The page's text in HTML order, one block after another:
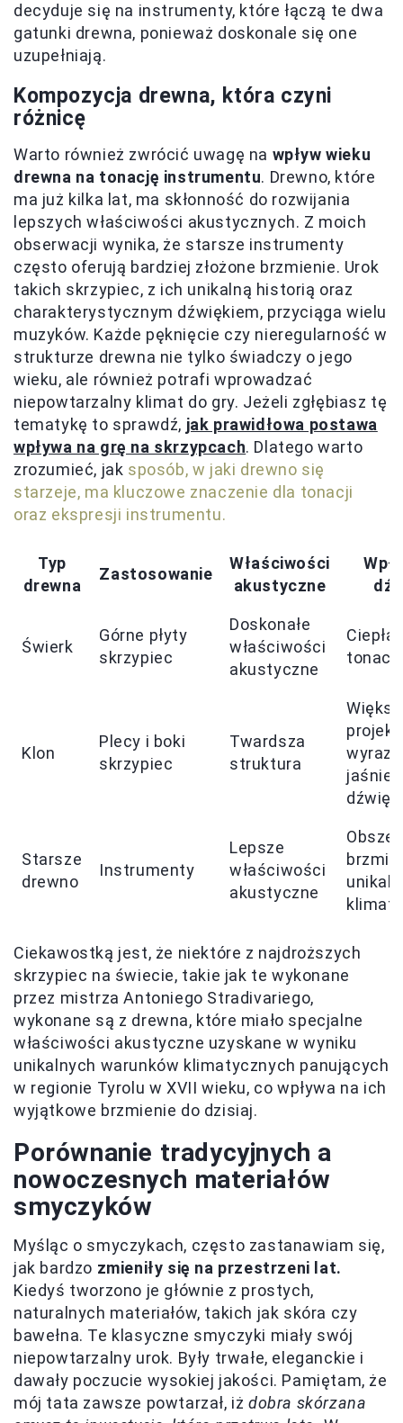
decyduje się na instrumenty, które łączą te dwa
gatunki drewna, ponieważ doskonale się one
uzupełniają.
Kompozycja drewna, która czyni
różnicę
Warto również zwrócić uwagę na wpływ wieku
drewna na tonację instrumentu. Drewno, które
ma już kilka lat, ma skłonność do rozwijania
lepszych właściwości akustycznych. Z moich
obserwacji wynika, że starsze instrumenty
często oferują bardziej złożone brzmienie. Urok
takich skrzypiec, z ich unikalną historią oraz
charakterystycznym dźwiękiem, przyciąga wielu
muzyków. Każde pęknięcie czy nieregularność w
strukturze drewna nie tylko świadczy o jego
wieku, ale również potrafi wprowadzać
niepowtarzalny klimat do gry. Jeżeli zgłębiasz tę
tematykę to sprawdź, jak prawidłowa postawa
wpływa na grę na skrzypcach. Dlatego warto
zrozumieć, jak sposób, w jaki drewno się
starzeje, ma kluczowe znaczenie dla tonacji
oraz ekspresji instrumentu.
Typ
drewna
Zastosowanie
Właściwości
akustyczne
Świerk
Górne płyty
skrzypiec
Doskonałe
właściwości
akustyczne
Klon
Plecy i boki
skrzypiec
Twardsza
struktura
dźwięk
Starsze
drewno
Instrumenty
Lepsze
właściwości
akustyczne
klimat
Ciekawostką jest, że niektóre z najdroższych
skrzypiec na świecie, takie jak te wykonane
przez mistrza Antoniego Stradivariego,
wykonane są z drewna, które miało specjalne
właściwości akustyczne uzyskane w wyniku
unikalnych warunków klimatycznych panujących
w regionie Tyrolu w XVII wieku, co wpływa na ich
wyjątkowe brzmienie do dzisiaj.
Porównanie tradycyjnych a
nowoczesnych materiałów
smyczyków
Myśląc o smyczykach, często zastanawiam się,
jak bardzo zmieniły się na przestrzeni lat.
Kiedyś tworzono je głównie z prostych,
naturalnych materiałów, takich jak skóra czy
bawełna. Te klasyczne smyczyki miały swój
niepowtarzalny urok. Były trwałe, eleganckie i
dawały poczucie wysokiej jakości. Pamiętam, że
mój tata zawsze powtarzał, iżdobra skórzana